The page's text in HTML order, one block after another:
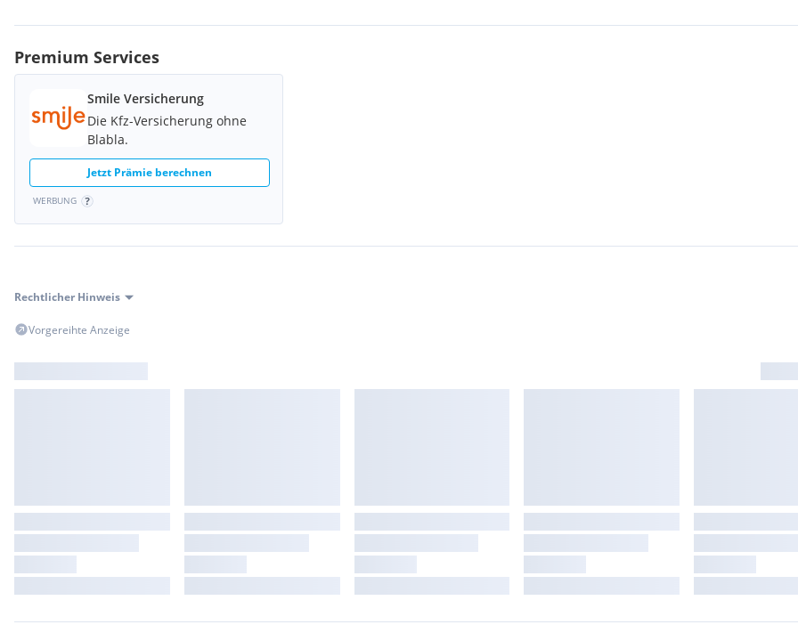
Premium Services
Smile Versicherung
Die Kfz-Versicherung ohne
Blabla.
Jetzt Prämie berechnen
WERBUNG
Rechtlicher Hinweis
Vorgereihte Anzeige